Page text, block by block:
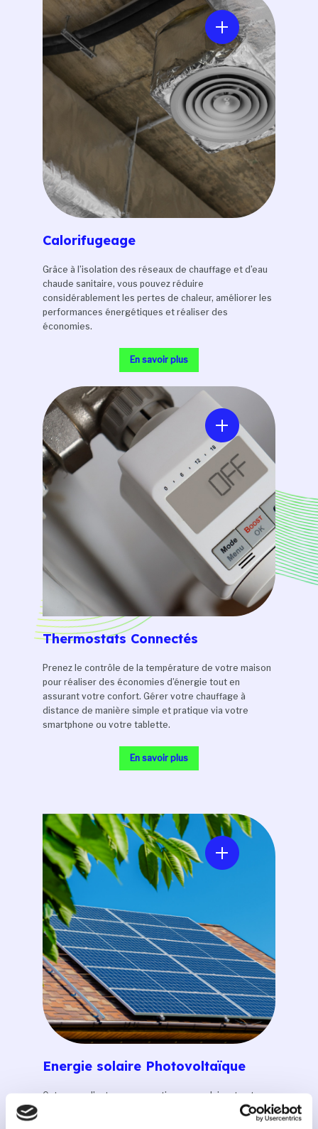
Calorifugeage
Grâce à l’isolation des réseaux de chauffage et d’eau
chaude sanitaire, vous pouvez réduire
considérablement les pertes de chaleur, améliorer les
performances énergétiques et réaliser des
économies.
En savoir plus
Thermostats Connectés
Prenez le contrôle de la température de votre maison
pour réaliser des économies d’énergie tout en
assurant votre confort. Gérer votre chauffage à
distance de manière simple et pratique via votre
smartphone ou votre tablette.
En savoir plus
Energie solaire Photovoltaïque
Optez pour l’autoconsommation en produisant votre
propre électricité grâce à nos solutions innovantes, et
réalisez des économies allant jusqu’à 70% sur votre